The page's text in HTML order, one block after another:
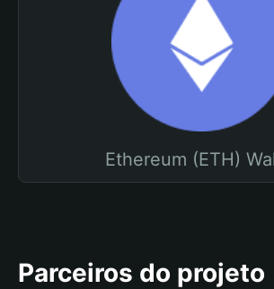
Ethereum (ETH)
Parceiros do projeto